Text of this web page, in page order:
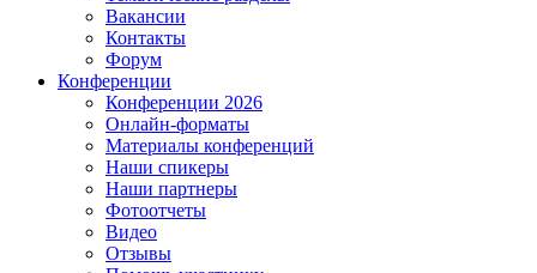
Вакансии
Контакты
Форум
Конференции
Конференции 2026
Онлайн-форматы
Материалы конференций
Наши спикеры
Наши партнеры
Фотоотчеты
Видео
Отзывы